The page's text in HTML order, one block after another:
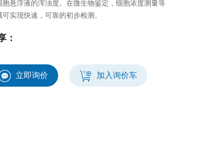
胞悬浮液的浑浊度。在微生物鉴定，细胞浓度测量等
可实现快速，可靠的初步检测。
：
立即询价 加入询价车